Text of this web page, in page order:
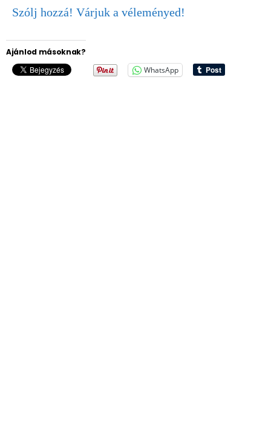
Szólj hozzá! Várjuk a véleményed!
Ajánlod másoknak?
WhatsApp